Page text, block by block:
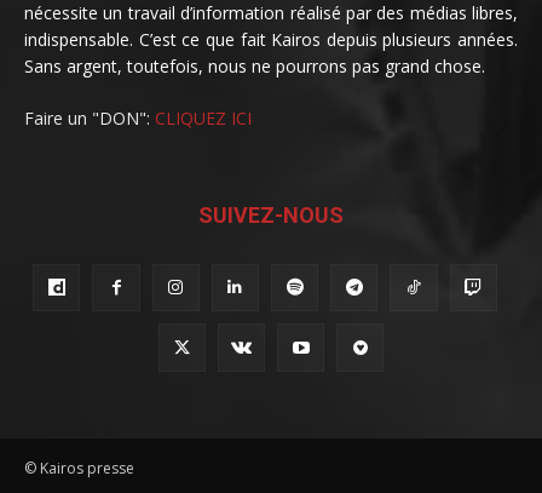
nécessite un travail d’information réalisé par des médias libres,
indispensable. C’est ce que fait Kairos depuis plusieurs années.
Sans argent, toutefois, nous ne pourrons pas grand chose.
Faire un "DON": CLIQUEZ ICI
SUIVEZ-NOUS
© Kairos presse